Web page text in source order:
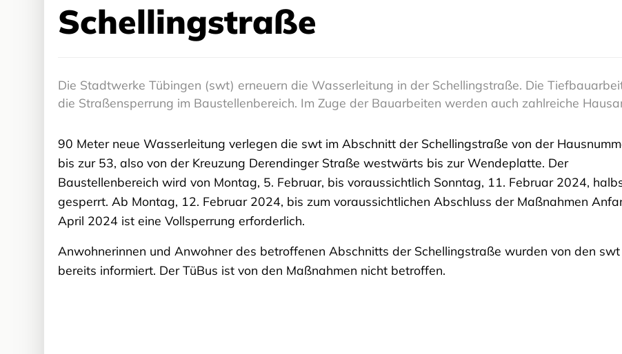
Schellingstraße
Die Stadtwerke Tübingen (swt) erneuern die Wasserleitung in der Schellingstraße. Die
die Straßensperrung im Baustellenbereich. Im Zuge der Bauarbeiten werden auch zahlreiche
90 Meter neue Wasserleitung verlegen die swt im Abschnitt der Schellingstraße von der
bis zur 53, also von der Kreuzung Derendinger Straße westwärts bis zur Wendeplatte. Der
Baustellenbereich wird von Montag, 5. Februar, bis voraussichtlich Sonntag, 11. Februar 2024,
gesperrt. Ab Montag, 12. Februar 2024, bis zum voraussichtlichen Abschluss der Maßnahmen
April 2024 ist eine Vollsperrung erforderlich.
Anwohnerinnen und Anwohner des betroffenen Abschnitts der Schellingstraße wurden von den swt
bereits informiert. Der TüBus ist von den Maßnahmen nicht betroffen.